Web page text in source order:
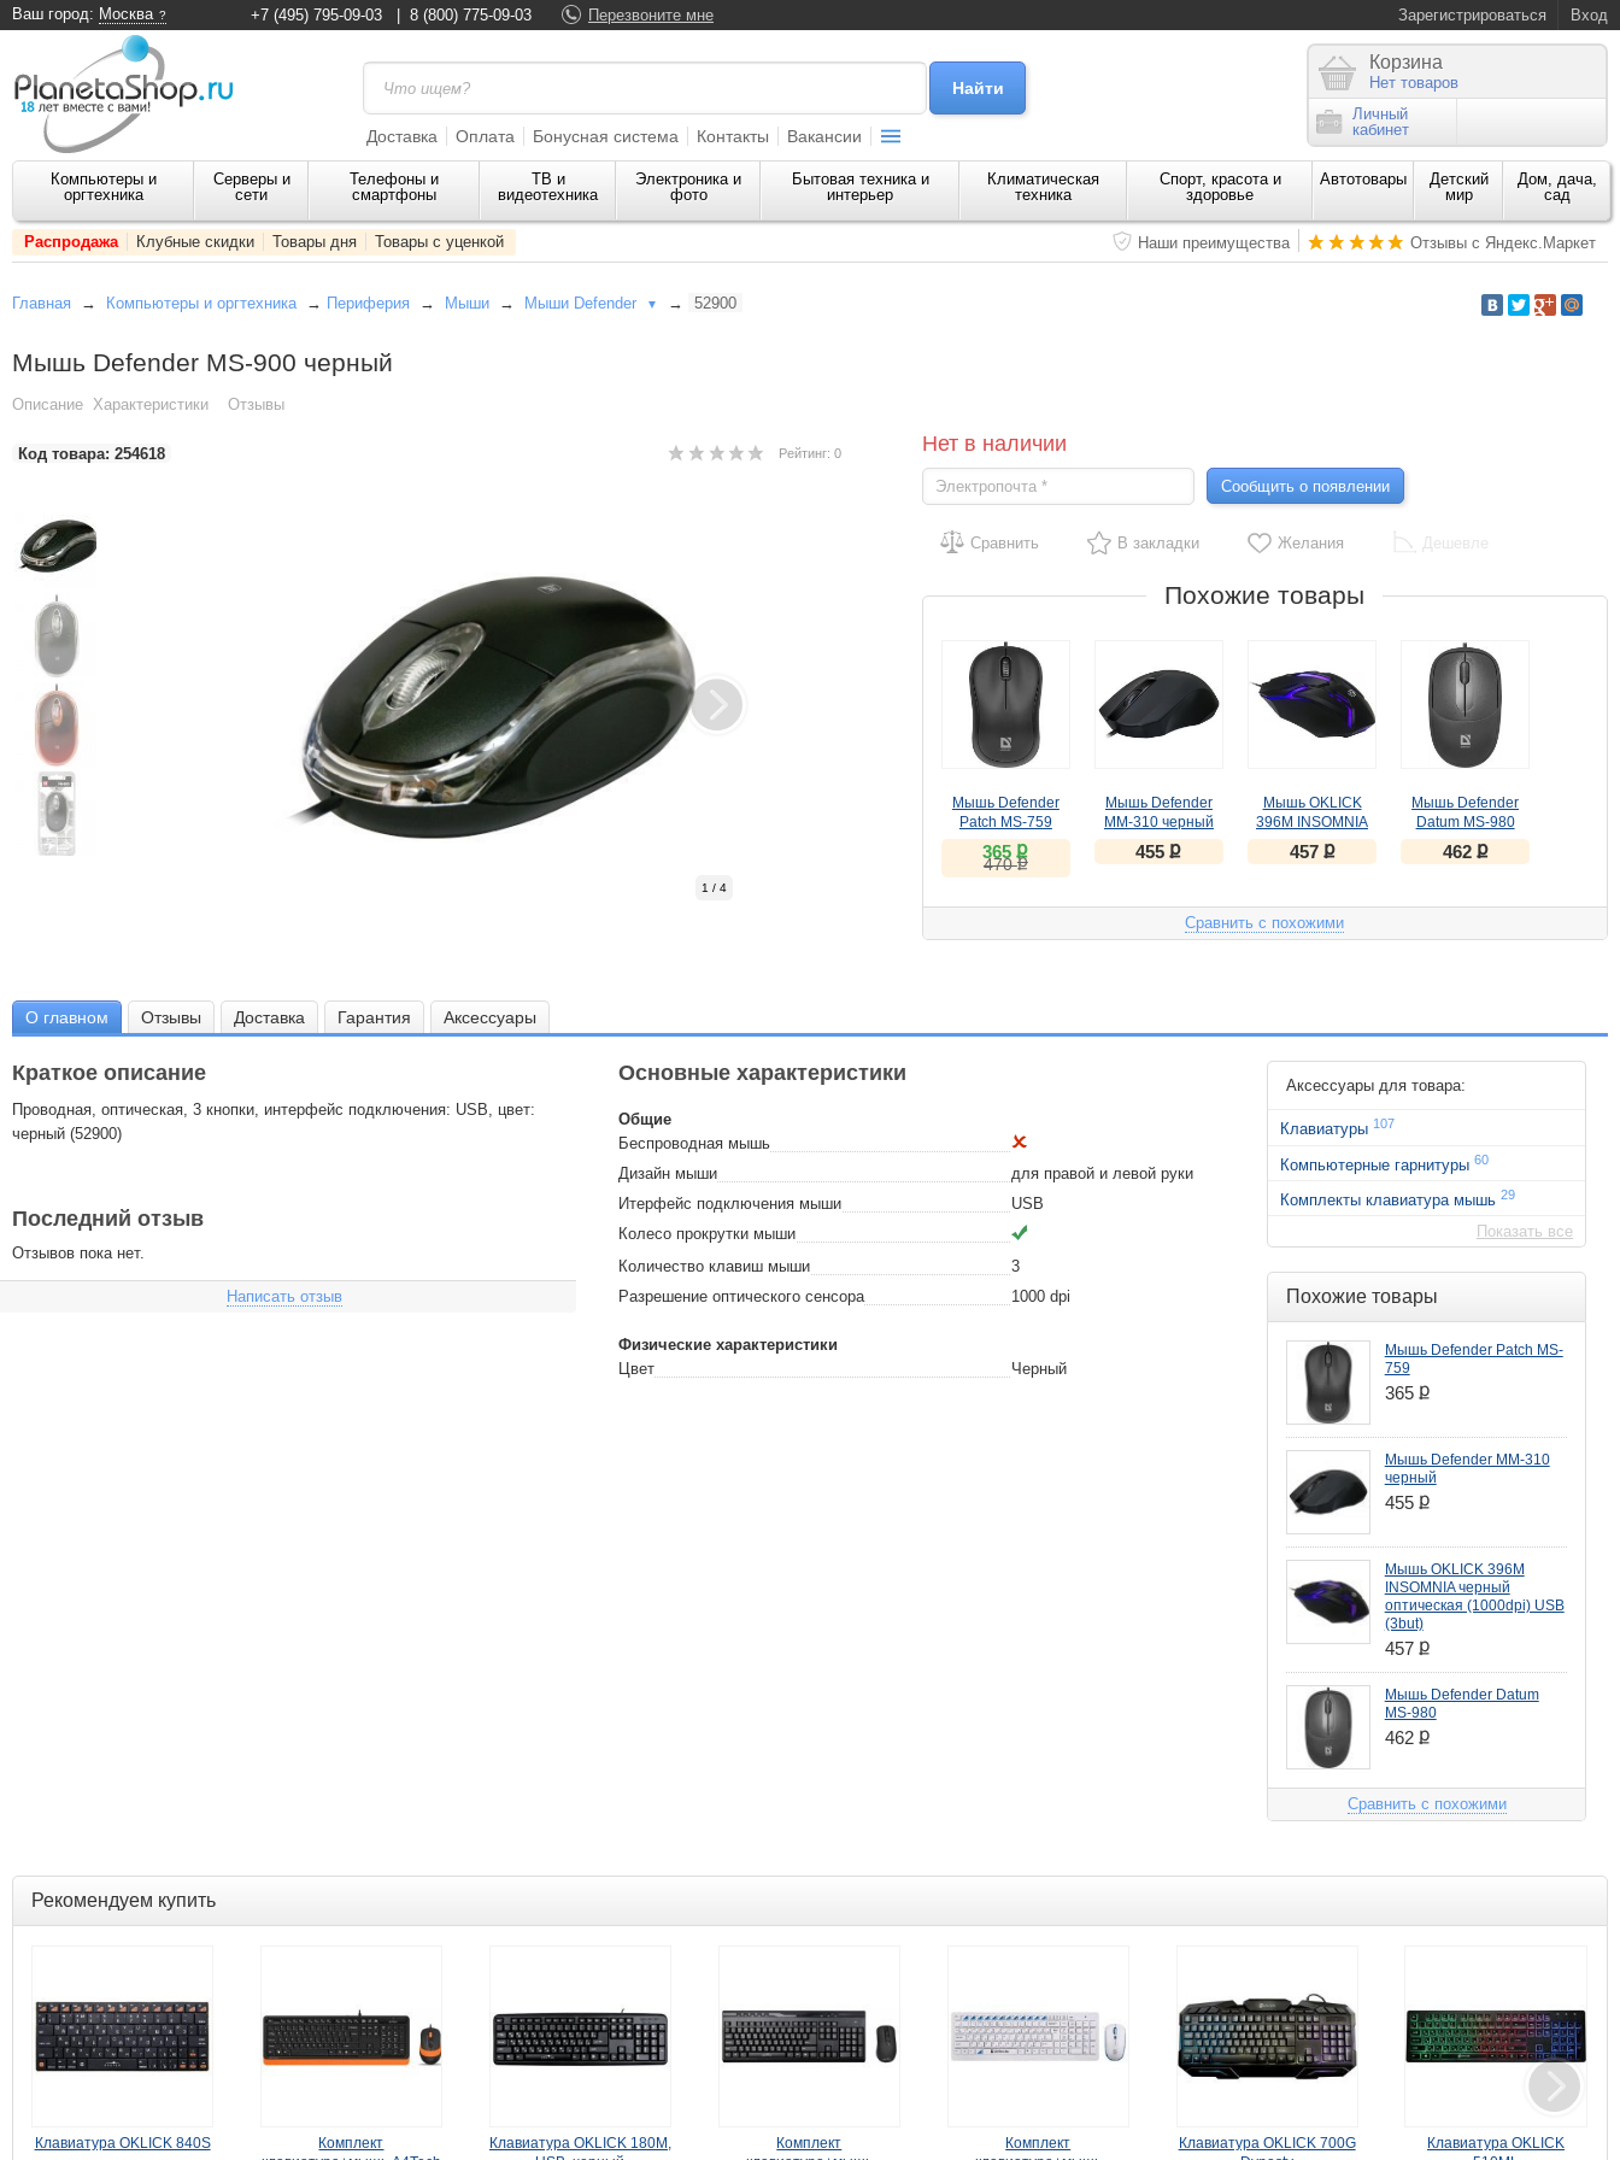
Ваш город: Москва Зарегистрироваться Вход
+7 (495) 795-09-03 8 (800) 775-09-03 Перезвоните мне
Доставка Оплата Бонусная система Контакты Вакансии
Корзина
Нет товаров
Личный
кабинет
Компьютеры и
оргтехника
Серверы и
сети
Телефоны и
смартфоны
ТВ и
видеотехника
Электроника и
фото
Бытовая техника и
интерьер
Климатическая
техника
Спорт, красота и
здоровье
Автотовары
Детский
мир
Дом, дача,
сад
Распродажа Клубные скидки Товары дня Товары с уценкой Наши преимущества Отзывы с Яндекс.Маркет
Главная → Компьютеры и оргтехника→ Периферия → Мыши → Мыши Defender ▼ → 52900
Мышь Defender MS-900 черный
Описание Характеристики Отзывы
Код товара: 254618 Рейтинг: 0
1 / 4
Нет в наличии
Сообщить о появлении
Сравнить В закладки Желания Дешевле
Похожие товары
Мышь Defender
Patch MS-759
365ք
470ք
Мышь Defender
MM-310 черный
455ք
Мышь OKLICK
396M INSOMNIA
черный
оптическая
457 ք
Мышь Defender
Datum MS-980
462 ք
Сравнить с похожими
О главном Отзывы Доставка Гарантия Аксессуары
Краткое описание
Проводная, оптическая, 3 кнопки, интерфейс подключения: USB, цвет:
черный (52900)
Последний отзыв
Отзывов пока нет.
Написать отзыв
Основные характеристики
Общие
Беспроводная мышь
Дизайн мыши
для правой и левой руки
Итерфейс подключения мыши
USB
Колесо прокрутки мыши
Количество клавиш мыши
3
Разрешение оптического сенсора
1000 dpi
Физические характеристики
Цвет
Черный
Аксессуары для товара:
Клавиатуры 107
Компьютерные гарнитуры60
Комплекты клавиатура мышь29
Показать все
Похожие товары
Мышь Defender Patch MS-
759
365 ք
Мышь Defender MM-310
черный
455 ք
Мышь OKLICK 396M
INSOMNIA черный
оптическая (1000dpi) USB
(3but)
457 ք
Мышь Defender Datum
MS-980
462 ք
Сравнить с похожими
Рекомендуем купить
Клавиатура OKLICK 840S
Комплект
Клавиатура OKLICK 180M,
Комплект
Комплект
Клавиатура OKLICK 700G
Клавиатура OKLICK